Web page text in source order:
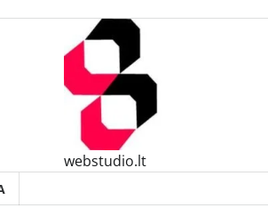
webstudio.lt